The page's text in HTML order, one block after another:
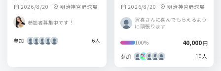
calendar_month 2026/8/20 location_on 明治神宮野球場
参加者募集中です！
参加 6人
calendar_month 2026/8/20 location_on 明治神宮野球場
賀喜さんに喜んでもらえるよう
に頑張ります
100% 40,000円
参加
10人